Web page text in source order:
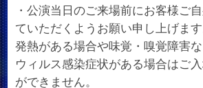
・公演当日のご来場前にお客様ご
ていただくようお願い申し上げま
発熱がある場合や味覚・嗅覚障害
ウィルス感染症状がある場合はご
ができません。